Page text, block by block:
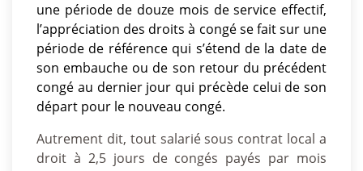
une période de douze mois de service effectif,
l’appréciation des droits à congé se fait sur une
période de référence qui s’étend de la date de
son embauche ou de son retour du précédent
congé au dernier jour qui précède celui de son
départ pour le nouveau congé.
Autrement dit, tout salarié sous contrat local a
droit à 2,5 jours de congés payés par mois